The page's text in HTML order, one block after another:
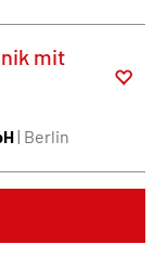
mit
| Berlin